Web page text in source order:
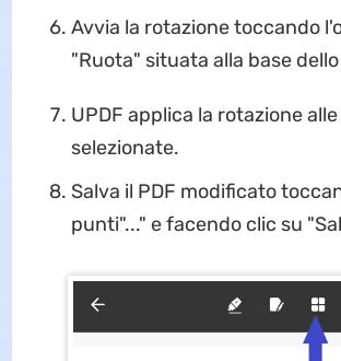
Avvia la rotazione toccando
"Ruota" situata alla base
UPDF applica la rotazione
selezionate.
Salva il PDF modificato
punti"..." e facendo clic su